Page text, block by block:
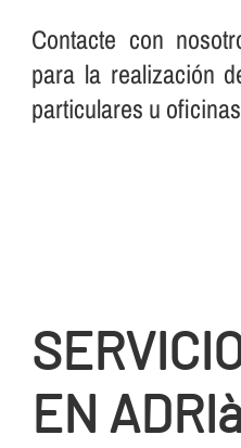
Contacte con
para la realización
particulares u
EN